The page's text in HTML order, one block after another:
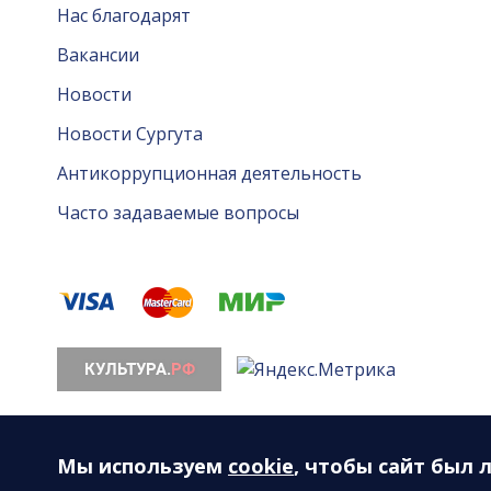
Нас благодарят
Вакансии
Новости
Новости Сургута
Антикоррупционная деятельность
Часто задаваемые вопросы
628408, ХМАО-Югра, Тюменская область, г.
Мы используем cookie, чтобы сайт был